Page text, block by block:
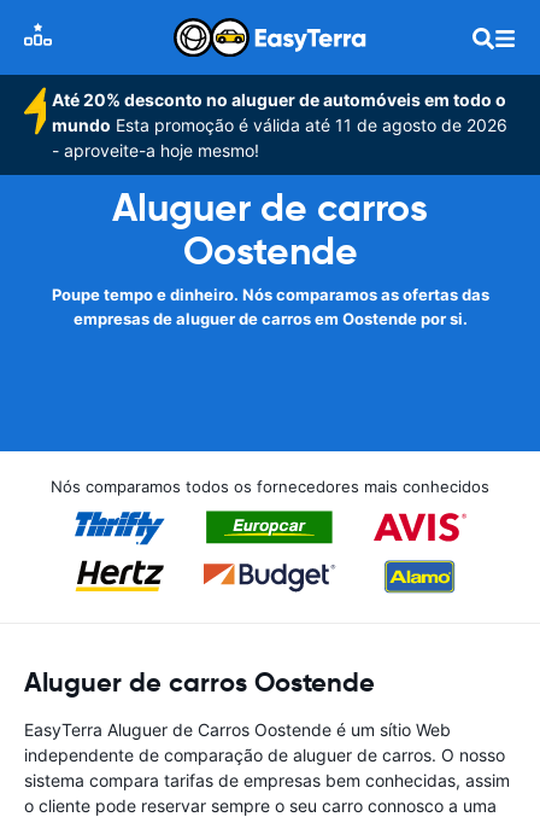
Até 20% desconto no aluguer de automóveis em todo o
mundo Esta promoção é válida até 11 de agosto de 2026
- aproveite-a hoje mesmo!
Aluguer de carros
Oostende
Poupe tempo e dinheiro. Nós comparamos as ofertas das
empresas de aluguer de carros em Oostende por si.
Nós comparamos todos os fornecedores mais conhecidos
Aluguer de carros Oostende
EasyTerra Aluguer de Carros Oostende é um sítio Web
independente de comparação de aluguer de carros. O nosso
sistema compara tarifas de empresas bem conhecidas, assim
o cliente pode reservar sempre o seu carro connosco a uma